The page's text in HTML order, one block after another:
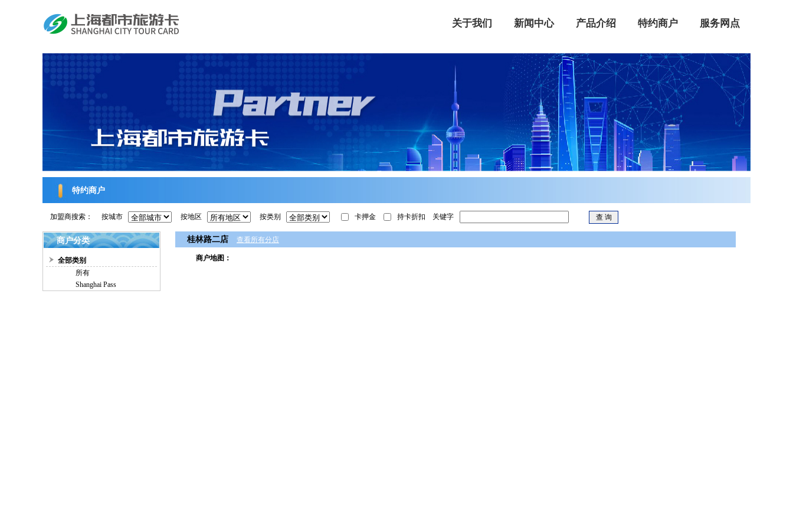
关于我们 新闻中心 产品介绍 特约商户 服务网点
特约商户
加盟商搜索： 按城市 按地区 按类别 卡押金 持卡折扣 关键字
商户分类
全部类别
所有
Shanghai Pass
桂林路二店 查看所有分店
商户地图：